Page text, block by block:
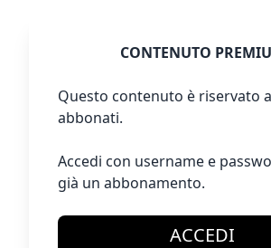
CONTENUTO
Questo contenuto è riservato
abbonati.
Accedi con username e
già un abbonamento.
ACCEDI